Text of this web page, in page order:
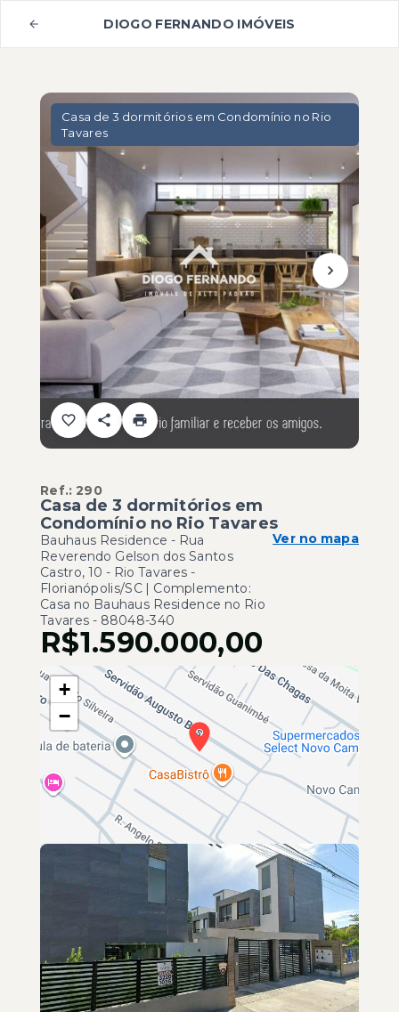
DIOGO FERNANDO IMÓVEIS
Casa de 3 dormitórios em Condomínio no Rio
Tavares
Ref.:290
Casa de 3 dormitórios em
Condomínio no Rio Tavares
Bauhaus Residence - Rua
Reverendo Gelson dos Santos
Castro, 10 - Rio Tavares -
Florianópolis/SC | Complemento:
Casa no Bauhaus Residence no Rio
Tavares - 88048-340
Ver no mapa
R$1.590.000,00
+
−
Leaflet